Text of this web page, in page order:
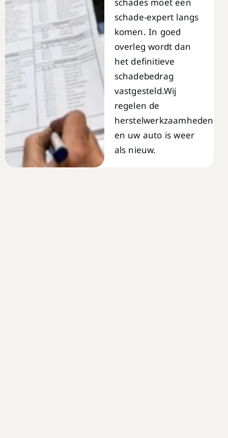
schades moet een
schade-expert langs
komen. In goed
overleg wordt dan
het definitieve
schadebedrag
vastgesteld.Wij
regelen de
herstelwerkzaamheden
en uw auto is weer
als nieuw.